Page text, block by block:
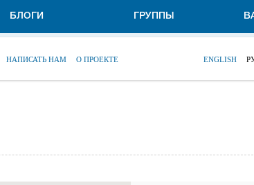
БЛОГИ ГРУППЫ
НАПИСАТЬ НАМ О ПРОЕКТЕ ENGLISH